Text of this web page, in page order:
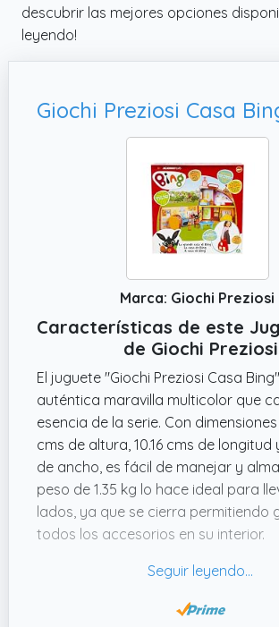
descubrir las mejores opciones
leyendo!
Marca: Giochi Preziosi
Características de este
de Giochi Preziosi
El juguete "Giochi Preziosi Casa
auténtica maravilla multicolor que
esencia de la serie. Con
cms de altura, 10.16 cms de longitud
de ancho, es fácil de manejar y
peso de 1.35 kg lo hace ideal para
lados, ya que se cierra permitiendo
todos los accesorios en su interior.
Este playset incluye tres
experiencia de juego sea divertida y